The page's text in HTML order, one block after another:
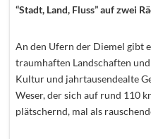
“Stadt, Land, Fluss” auf zwei
An den Ufern der Diemel gibt
traumhaften Landschaften
Kultur und jahrtausendealte
Weser, der sich auf rund 110
plätschernd, mal als